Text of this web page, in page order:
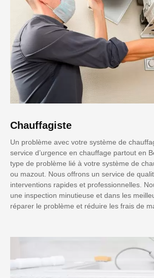
Chauffagiste
Un problème avec votre système de
service d’urgence en chauffage partout en
type de problème lié à votre système de
ou mazout. Nous offrons un service de
interventions rapides et professionnelles.
une inspection minutieuse et dans les
réparer le problème et réduire les frais de